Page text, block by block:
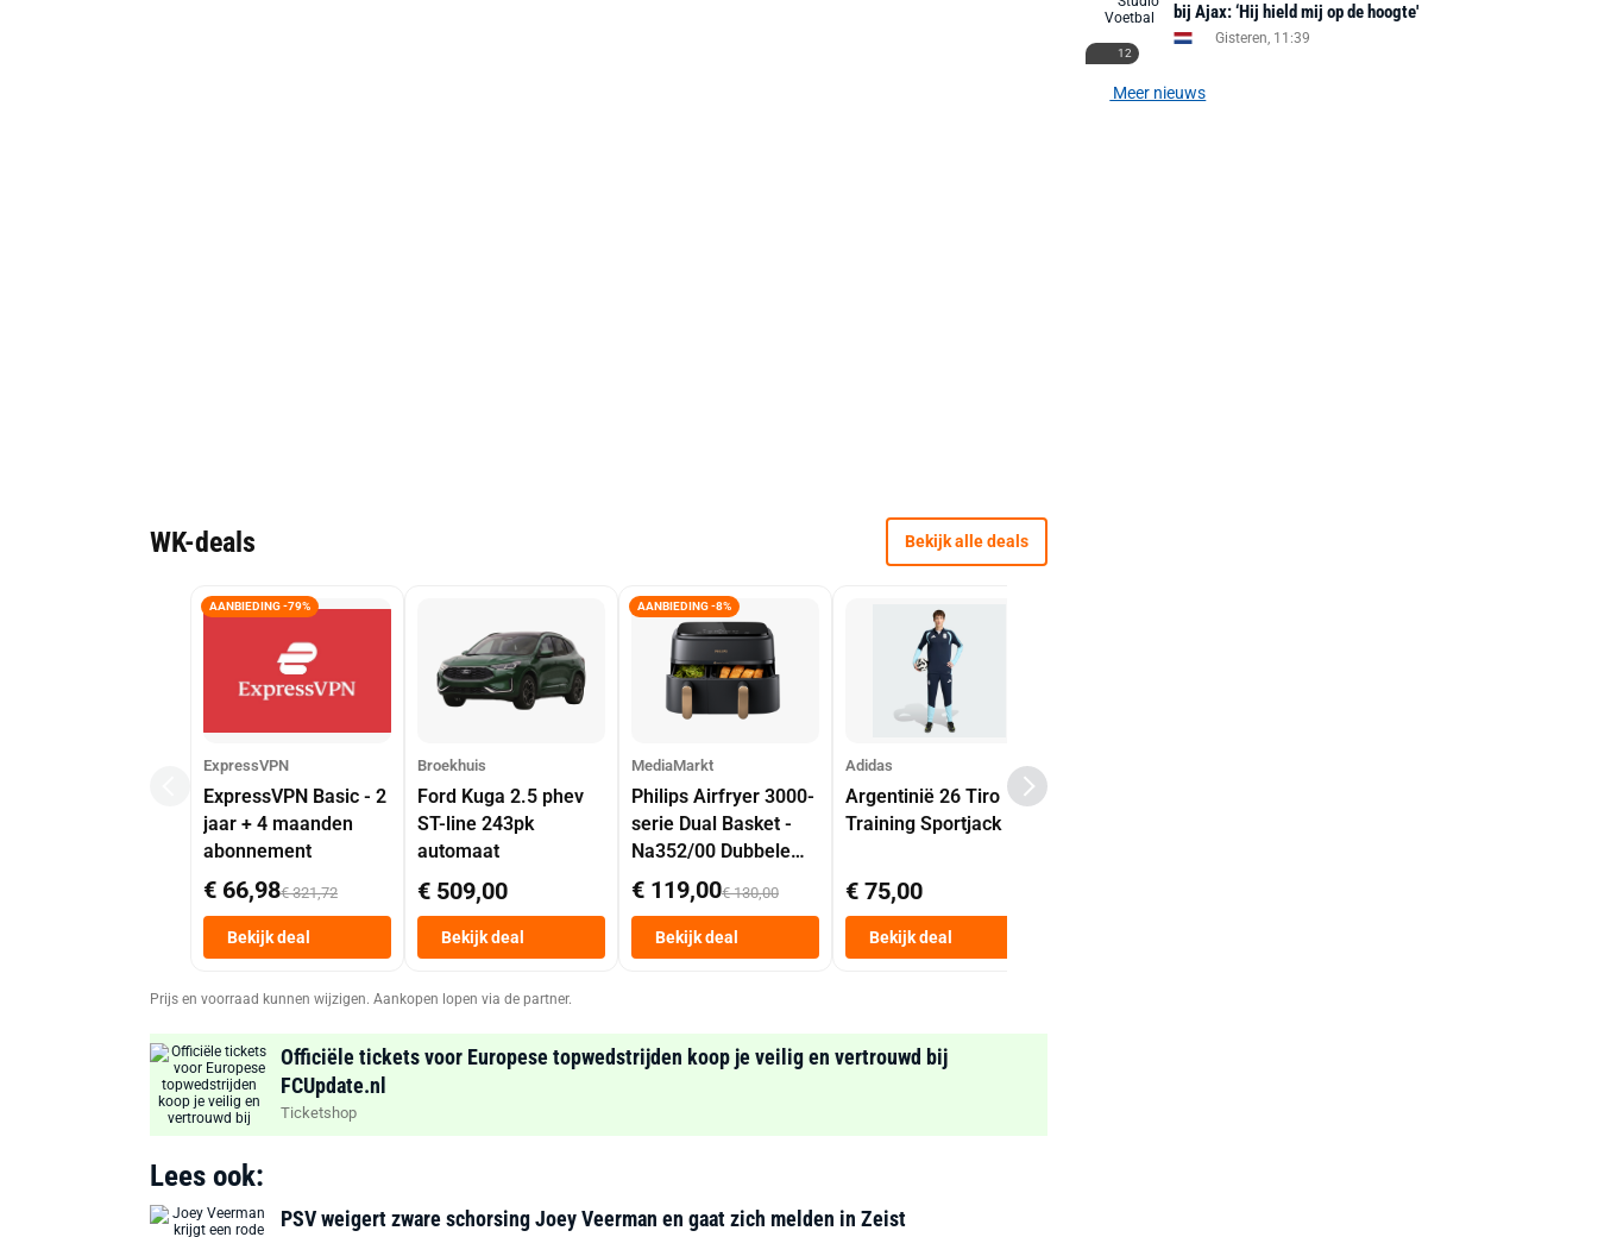
WK-deals Bekijk alle deals
AANBIEDING -79%
ExpressVPN
ExpressVPN Basic - 2
jaar + 4 maanden
abonnement
€ 66,98€ 321,72
Bekijk deal
Broekhuis
Ford Kuga 2.5 phev
ST-line 243pk
automaat
€ 509,00
Bekijk deal
AANBIEDING -8%
MediaMarkt
Philips Airfryer 3000-
serie Dual Basket -
Na352/00 Dubbele
Mand 9 L Tot 6
Personen
Heteluchtfriteuse
Zwart
€ 119,00€ 130,00
Bekijk deal
Adidas
Argentinië 26 Tiro
Training Sportjack
€ 75,00
Bekijk deal
Prijs en voorraad kunnen wijzigen. Aankopen lopen via de partner.
Officiële tickets voor Europese topwedstrijden koop je veilig en vertrouwd bij
FCUpdate.nl
Ticketshop
Lees ook:
PSV weigert zware schorsing Joey Veerman en gaat zich melden in Zeist
12
bij Ajax: ‘Hij hield mij op de hoogte'
Gisteren, 11:39
Meer nieuws